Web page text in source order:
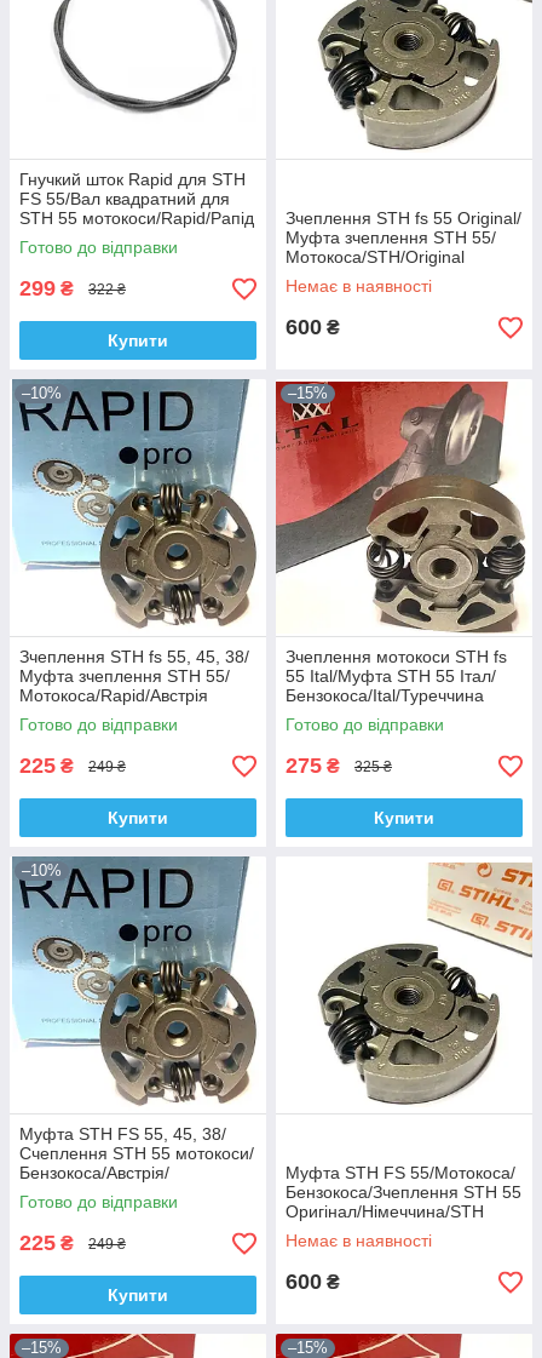
Гнучкий шток Rapid для STH
FS 55/Вал квадратний для
STH 55 мотокоси/Rapid/Рапід
Готово до відправки
299 ₴ 322 ₴
Купити
Зчеплення STH fs 55 Оriginal/
Муфта зчеплення STH 55/
Мотокоса/STH/Original
Немає в наявності
600 ₴
–10%
Зчеплення STH fs 55, 45, 38/
Муфта зчеплення STH 55/
Мотокоса/Rapid/Австрія
Готово до відправки
225 ₴ 249 ₴
Купити
–15%
Зчеплення мотокоси STH fs
55 Ital/Муфта STH 55 Італ/
Бензокоса/Ital/Туреччина
Готово до відправки
275 ₴ 325 ₴
Купити
–10%
Муфта STH FS 55, 45, 38/
Счеплення STH 55 мотокоси/
Бензокоса/Австрія/
Рапід/Rapid
Готово до відправки
225 ₴ 249 ₴
Купити
Муфта STH FS 55/Мотокоса/
Бензокоса/Зчеплення STH 55
Оригінал/Німеччина/STH
Немає в наявності
600 ₴
–15% –15%